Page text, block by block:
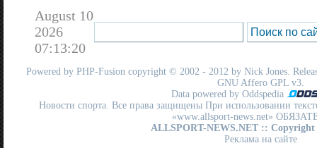
August 10
2026
07:13:20
Powered by PHP-Fusion copyright © 2002 - 2012 by Nick Jones.
GNU Affero GPL v3.
Data powered by Oddspedia
Новости спорта. Все права защищены При использовании
«www.allsport-news.net»
ALLSPORT-NEWS.NET :: Copyright
Реклама на сайте